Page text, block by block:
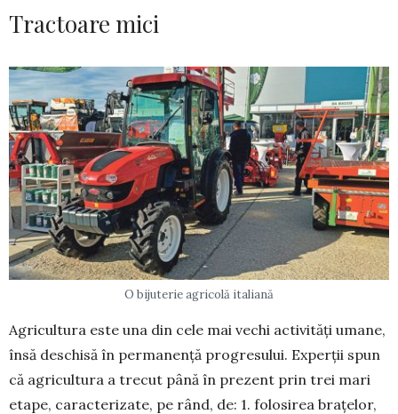
Tractoare mici
O bijuterie agricolă italiană
Agricultura este una din cele mai vechi activități umane,
însă deschisă în permanență progresului. Experții spun
că agricultura a trecut până în prezent prin trei mari
etape, caracterizate, pe rând, de: 1. folosirea brațelor,